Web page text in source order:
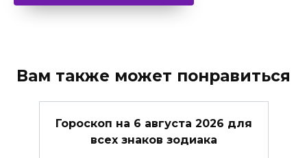
Вам также может понравиться
Гороскоп на 6 августа 2026 для
всех знаков зодиака